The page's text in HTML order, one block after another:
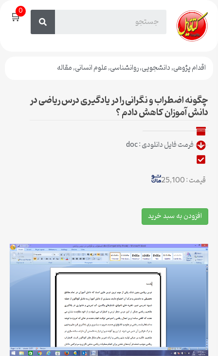
🛒0
اقدام پژوهی,دانشجویی,روانشناسی,علوم انسانی,مقاله
چگونه اضطراب و نگرانی را در یادگیری درس ریاضی در
دانش آموزان کاهش دادم ؟
فرمت فایل دانلودی : doc
قیمت : 25,100
افزودن به سبد خرید